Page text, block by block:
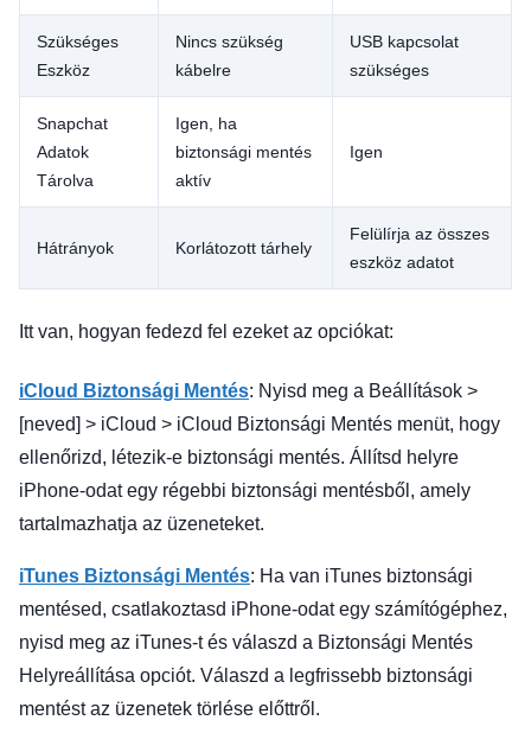
Szükséges
Eszköz
Nincs szükség
kábelre
USB kapcsolat
szükséges
Snapchat
Adatok
Tárolva
Igen, ha
biztonsági mentés
aktív
Igen
Hátrányok Korlátozott tárhely
Felülírja az összes
eszköz adatot
Itt van, hogyan fedezd fel ezeket az opciókat:
iCloud Biztonsági Mentés: Nyisd meg a Beállítások >
[neved] > iCloud > iCloud Biztonsági Mentés menüt, hogy
ellenőrizd, létezik-e biztonsági mentés. Állítsd helyre
iPhone-odat egy régebbi biztonsági mentésből, amely
tartalmazhatja az üzeneteket.
iTunes Biztonsági Mentés: Ha van iTunes biztonsági
mentésed, csatlakoztasd iPhone-odat egy számítógéphez,
nyisd meg az iTunes-t és válaszd a Biztonsági Mentés
Helyreállítása opciót. Válaszd a legfrissebb biztonsági
mentést az üzenetek törlése előttről.